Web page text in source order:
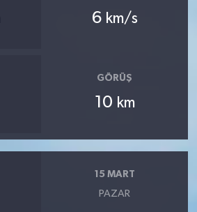
6 km/s
GÖRÜŞ
10 km
15 MART
PAZAR